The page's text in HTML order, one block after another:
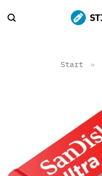
Inhalt
Start »